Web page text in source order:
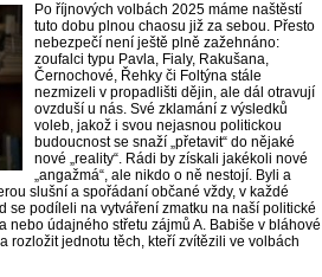
Po říjnových volbách 2025 máme naštěstí
tuto dobu plnou chaosu již za sebou. Přesto
nebezpečí není ještě plně zažehnáno:
zoufalci typu Pavla, Fialy, Rakušana,
Černochové, Řehky či Foltýna stále
nezmizeli v propadlišti dějin, ale dál otravují
ovzduší u nás. Své zklamání z výsledků
voleb, jakož i svou nejasnou politickou
budoucnost se snaží „přetavit“ do nějaké
nové „reality“. Rádi by získali jakékoli nové
„angažmá“, ale nikdo o ně nestojí. Byli a
slušní a spořádaní občané vždy, v každé
se podíleli na vytváření zmatku na naší politické
nebo údajného střetu zájmů A. Babiše v bláhové
rozložit jednotu těch, kteří zvítězili ve volbách